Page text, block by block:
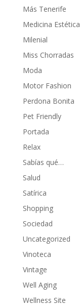
Más Tenerife
Medicina Estética
Milenial
Miss Chorradas
Moda
Motor Fashion
Perdona Bonita
Pet Friendly
Portada
Relax
Sabías qué…
Salud
Satírica
Shopping
Sociedad
Uncategorized
Vinoteca
Vintage
Well Aging
Wellness Site